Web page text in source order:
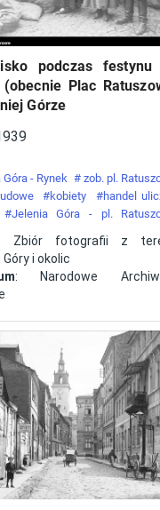
podczas festynu
(obecnie Plac
Górze
- Rynek # zob. pl.
#kobiety
#handel
#Jelenia Góra - pl.
Zbiór fotografii z
i okolic
: Narodowe